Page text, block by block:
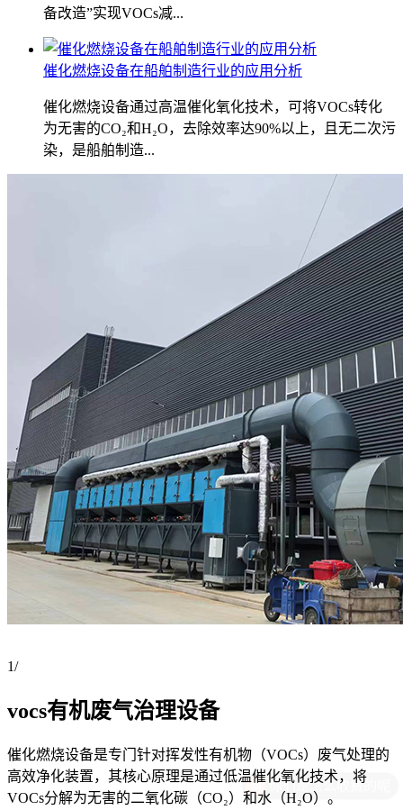
备改造”实现VOCs减...
催化燃烧设备在船舶制造行业的应用分析
催化燃烧设备通过高温催化氧化技术，可将VOCs转化
为无害的CO₂和H₂O，去除效率达90%以上，且无二次污
染，是船舶制造...
1/
vocs有机废气治理设备
催化燃烧设备是专门针对挥发性有机物（VOCs）废气处理的
高效净化装置，其核心原理是通过低温催化氧化技术，将
VOCs分解为无害的二氧化碳（CO₂）和水（H₂O）。